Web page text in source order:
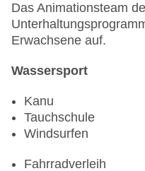
Das Animationsteam
Erwachsene auf.
Wassersport
Kanu
Tauchschule
Windsurfen
Fahrradverleih